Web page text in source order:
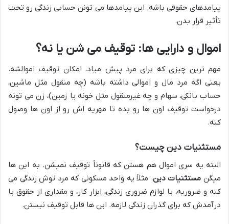
پیامدهای حقوقی باشه. این پیامدها می تونن حسابی زندگی رو تحت
تأثیر قرار بدن.
اموال و دارایی ها: توقیف می شن یا نه؟
مهم ترین چیزی که برای مرد پیش میاد، امکان توقیف اموالشه.
یعنی اگه مرد مال و اموالی داشته باشه (چه منقول مثل ماشین،
حساب بانکی، سهام و چه غیرمنقول مثل خونه یا زمین)، زن می تونه
درخواست توقیف اون ها رو بده تا مهریه اش رو از اون ها وصول
کنه.
مستثنیات دین چیست؟
البته یه سری اموال هم هستن که قانوناً توقیف نمیشن. به این ها
میگن مستثنیات دین. مثلاً یه واحد مسکونی که مرد توش زندگی می
کنه و ضروریه، یا لوازم ضروری زندگی، ابزار کار، و مقداری از حقوق یا
درآمدش که برای گذران زندگی لازمه. این ها قابل توقیف نیستن.